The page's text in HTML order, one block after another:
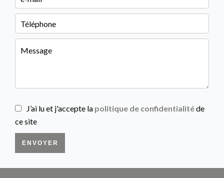
J’ai lu et j'accepte la politique de confidentialitéde
ce site
ENVOYER